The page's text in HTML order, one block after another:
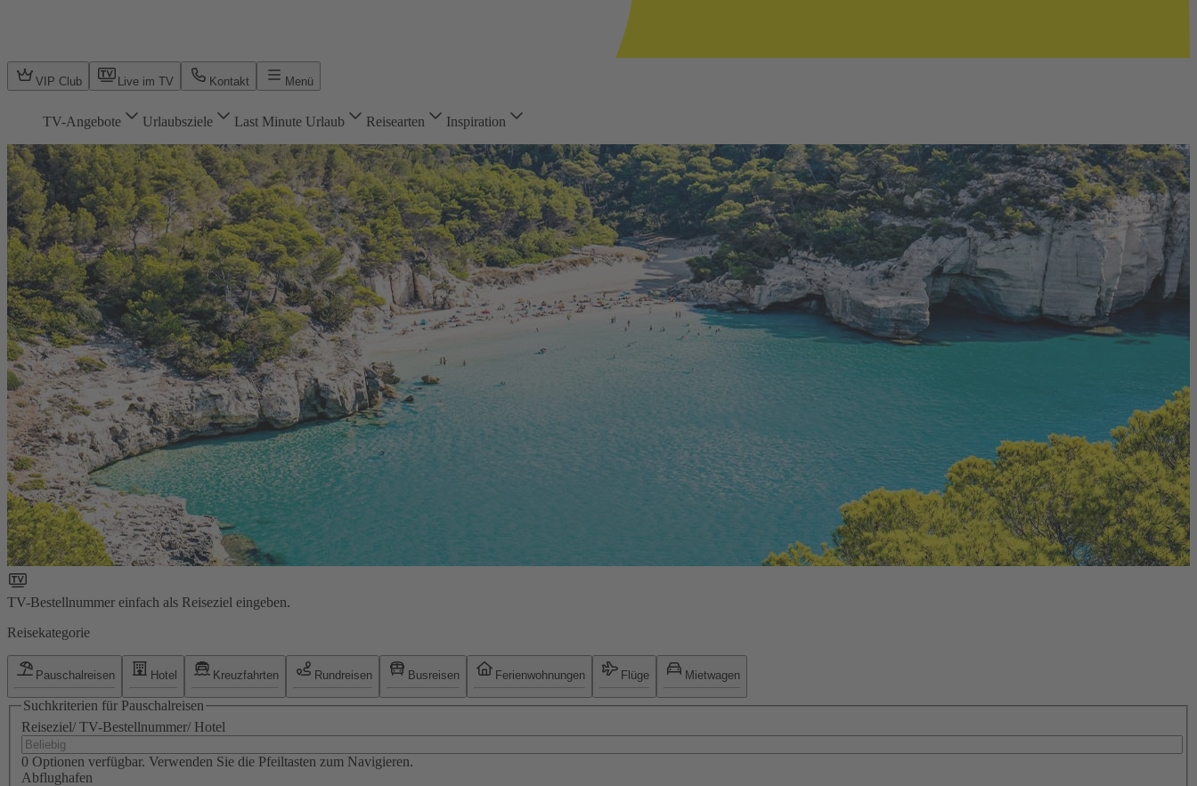
VIP Club Live im TV Kontakt Menü
TV-Angebote Urlaubsziele Last Minute Urlaub Reisearten Inspiration
TV-Bestellnummer einfach als Reiseziel eingeben.
Reisekategorie
Pauschalreisen Hotel Kreuzfahrten Rundreisen Busreisen Ferienwohnungen Flüge Mietwagen
Suchkriterien für Pauschalreisen
Reiseziel/ TV-Bestellnummer/ Hotel
0 Optionen verfügbar. Verwenden Sie die Pfeiltasten zum Navigieren.
Abflughafen